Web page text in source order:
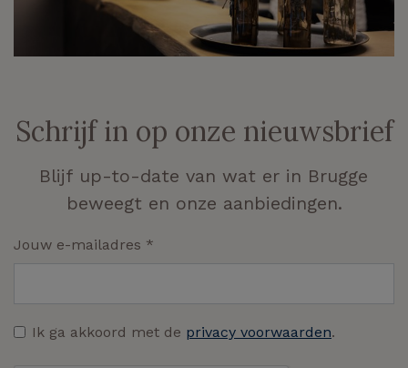
Schrijf in op onze nieuwsbrief
Blijf up-to-date van wat er in Brugge
beweegt en onze aanbiedingen.
Jouw e-mailadres *
Ik ga akkoord met de privacy voorwaarden.